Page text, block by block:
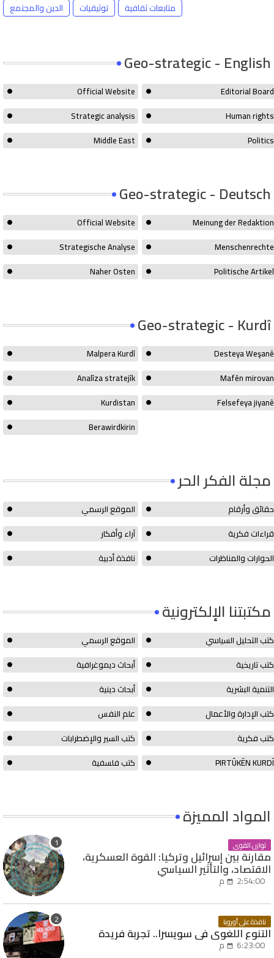
الدين والمجتمع توثيقيات متابعات ثقافية
Geo-strategic - English
Official Website
Editorial Board
Strategic analysis
Human rights
Middle East
Politics
Geo-strategic - Deutsch
Official Website
Meinung der Redaktion
Strategische Analyse
Menschenrechte
Naher Osten
Politische Artikel
Geo-strategic - Kurdî
Malpera Kurdî
Desteya Weşanê
Analîza stratejîk
Mafên mirovan
Kurdistan
Felsefeya jiyanê
Berawirdkirin
مجلة الفكر الحر
الموقع الرسمي
حقائق وأرقام
آراء وأفكار
قراءات فكرية
نافذة أدبية
الحوارات والمناظرات
مكتبتنا الإلكترونية
الموقع الرسمي
كتب التحليل السياسي
أبحاث ديموغرافية
كتب تاريخية
أبحاث دينية
التنمية البشرية
علم النفس
كتب الإدارة والأعمال
كتب السير والإضطرابات
كتب فكرية
كتب فلسفية
PIRTÛKÊN KURDÎ
المواد المميزة
توازن القوى
مقارنة بين إسرائيل وتركيا: القوة العسكرية،
الاقتصاد، والتأثير السياسي
2:54:00 م
نافذة على أوروبا
التنوع اللغوي في سويسرا.. تجربة فريدة
6:23:00 م